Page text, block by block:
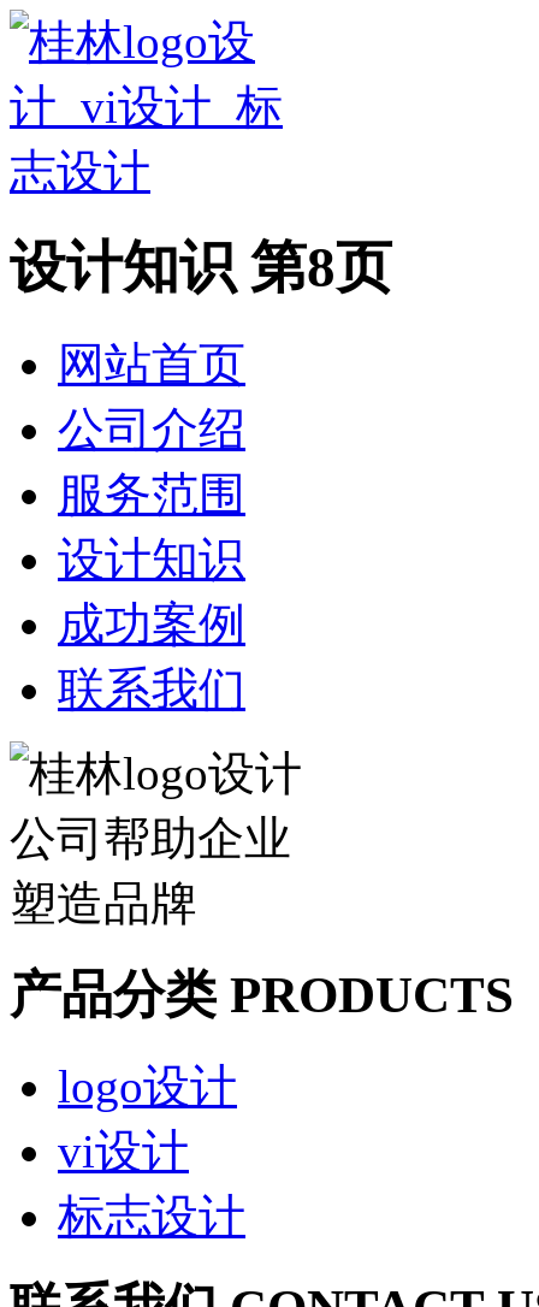
设计知识 第8页
网站首页
公司介绍
服务范围
设计知识
成功案例
联系我们
产品分类 PRODUCTS
logo设计
vi设计
标志设计